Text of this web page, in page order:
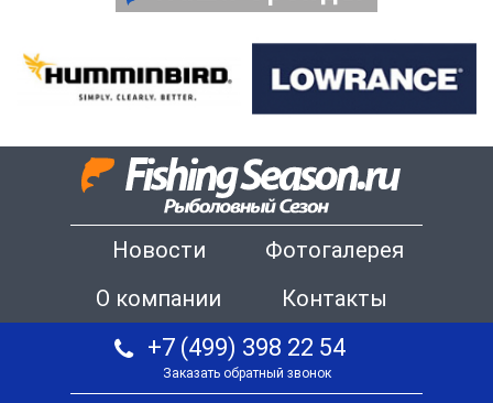
Новости
Фотогалерея
О компании
Контакты
+7 (499) 398 22 54
Заказать обратный звонок